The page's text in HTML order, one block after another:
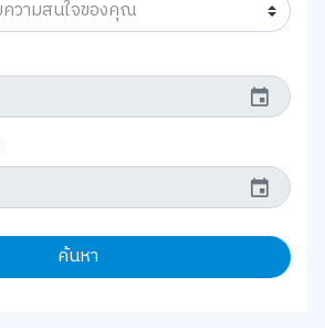
event
event
ค้นหา